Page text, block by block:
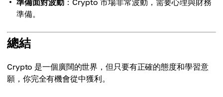
準備面對波動 ：Crypto 市場非常波動，需要心理與財務
準備。
總結
Crypto 是一個廣闊的世界，但只要有正確的態度和學習意
願，你完全有機會從中獲利。